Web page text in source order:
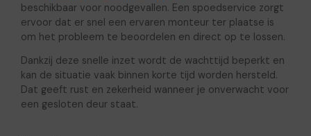
beschikbaar voor noodgevallen. Een spoedservice zorgt
ervoor dat er snel een ervaren monteur ter plaatse is
om het probleem te beoordelen en direct op te lossen.
Dankzij deze snelle inzet wordt de wachttijd beperkt en
kan de situatie vaak binnen korte tijd worden hersteld.
Dat geeft rust en zekerheid wanneer je onverwacht voor
een gesloten deur staat.